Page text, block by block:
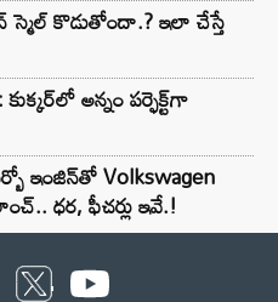
స్మెల్ కొడుతోందా.? ఇలా చేస్తే
అన్నం పర్ఫెక్ట్‌గా
ఇంజిన్‌తో Volkswagen
ధర, ఫీచర్లు ఇవే.!